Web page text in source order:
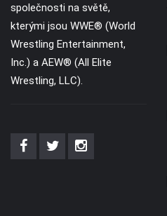
společnosti na světě,
kterými jsou WWE® (World
Wrestling Entertainment,
Inc.) a AEW® (All Elite
Wrestling, LLC).